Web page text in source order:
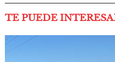
TE PUEDE